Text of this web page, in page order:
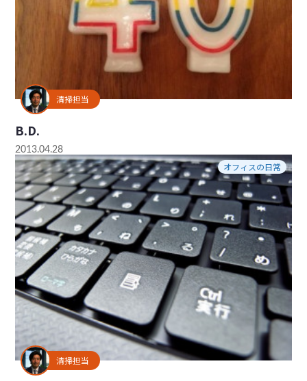
清掃担当
B.D.
2013.04.28
オフィスの日常
清掃担当